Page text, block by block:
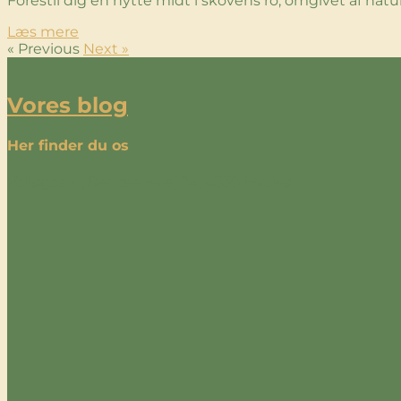
Læs mere
« Previous Next »
Vores blog
Her finder du os